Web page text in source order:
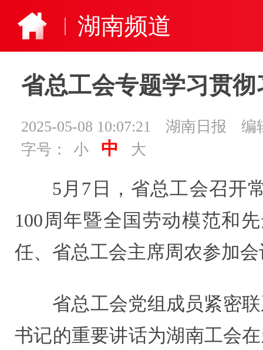
湖南频道
省总工会专题学习贯
2025-05-08 10:07:21 湖南日报
编
字号：
小 中 大
5月7日，省总工会召开
100周年暨全国劳动模范和
任、省总工会主席周农参加
省总工会党组成员紧密
书记的重要讲话为湖南工会